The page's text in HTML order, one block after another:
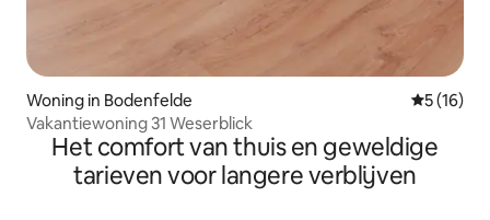
Woning in Bodenfelde
5 (16)
Vakantiewoning 31 Weserblick
Het comfort van thuis en geweldige
tarieven voor langere verblijven